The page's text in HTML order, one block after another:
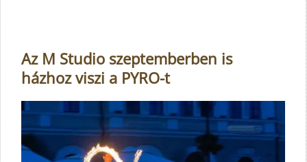
Az M Studio szeptemberben is
házhoz viszi a PYRO-t